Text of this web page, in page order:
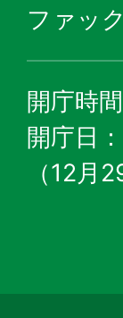
ファッ
開庁時
開庁日
（12月